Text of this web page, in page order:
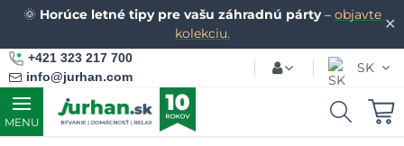
✕
🌞 Horúce letné tipy pre vašu záhradnú párty– objavte
kolekciu.
+421 323 217 700
info@jurhan.com
SK
MENU